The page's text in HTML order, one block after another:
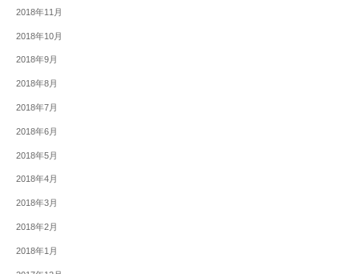
2018年11月
2018年10月
2018年9月
2018年8月
2018年7月
2018年6月
2018年5月
2018年4月
2018年3月
2018年2月
2018年1月